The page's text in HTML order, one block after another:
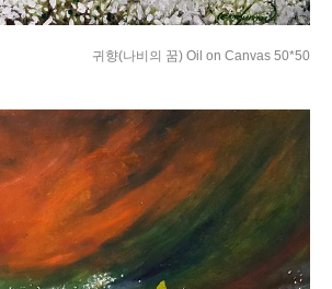
귀향(나비의 꿈) Oil on Canvas 50*50